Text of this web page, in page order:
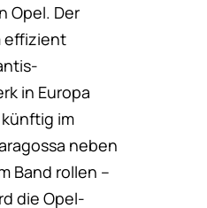
Opel. Der
effizient
in Europa
im
neben
Band rollen –
die Opel-